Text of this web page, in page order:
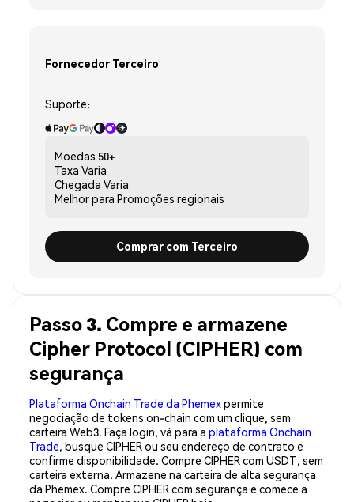
Fornecedor Terceiro
Suporte:
Moedas 50+
Taxa Varia
Chegada Varia
Melhor para Promoções regionais
Comprar com Terceiro
Passo 3. Compre e armazene
Cipher Protocol (CIPHER) com
segurança
Plataforma Onchain Trade da Phemexpermite
negociação de tokens on-chain com um clique, sem
carteira Web3. Faça login, vá para a plataforma Onchain
Trade, busque CIPHER ou seu endereço de contrato e
confirme disponibilidade. Compre CIPHER com USDT, sem
carteira externa. Armazene na carteira de alta segurança
da Phemex. Compre CIPHER com segurança e comece a